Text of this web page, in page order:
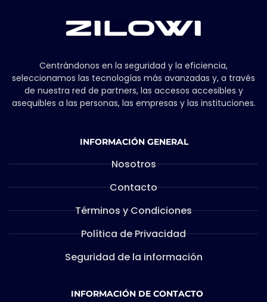
Centrándonos en la seguridad y la eficiencia,
seleccionamos las tecnologías más avanzadas y, a través
de nuestra red de partners, las accesos accesibles y
asequibles a las personas, las empresas y las instituciones.
INFORMACIÓN GENERAL
Nosotros
Contacto
Términos y Condiciones
Política de Privacidad
Seguridad de la información
INFORMACIÓN DE CONTACTO